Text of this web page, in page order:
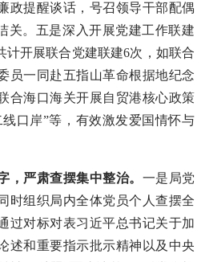
政提醒谈话，号召领导干部配偶
关。五是深入开展党建工作联建
计开展联合党建联建6次，如联合
员一同赴五指山革命根据地纪念
合海口海关开展自贸港核心政策
口岸”等，有效激发爱国情怀与
严肃查摆集中整治。 一是局党
时组织局内全体党员个人查摆全
过对标对表习近平总书记关于加
述和重要指示批示精神以及中央